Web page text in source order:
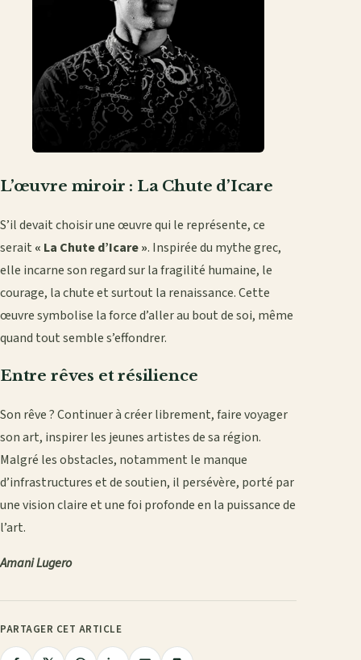
L’œuvre miroir : La Chute d’Icare
S’il devait choisir une œuvre qui le représente, ce
serait « La Chute d’Icare ». Inspirée du mythe grec,
elle incarne son regard sur la fragilité humaine, le
courage, la chute et surtout la renaissance. Cette
œuvre symbolise la force d’aller au bout de soi, même
quand tout semble s’effondrer.
Entre rêves et résilience
Son rêve ? Continuer à créer librement, faire voyager
son art, inspirer les jeunes artistes de sa région.
Malgré les obstacles, notamment le manque
d’infrastructures et de soutien, il persévère, porté par
une vision claire et une foi profonde en la puissance de
l’art.
Amani Lugero
PARTAGER CET ARTICLE